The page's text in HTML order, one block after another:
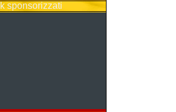
sponsorizzati